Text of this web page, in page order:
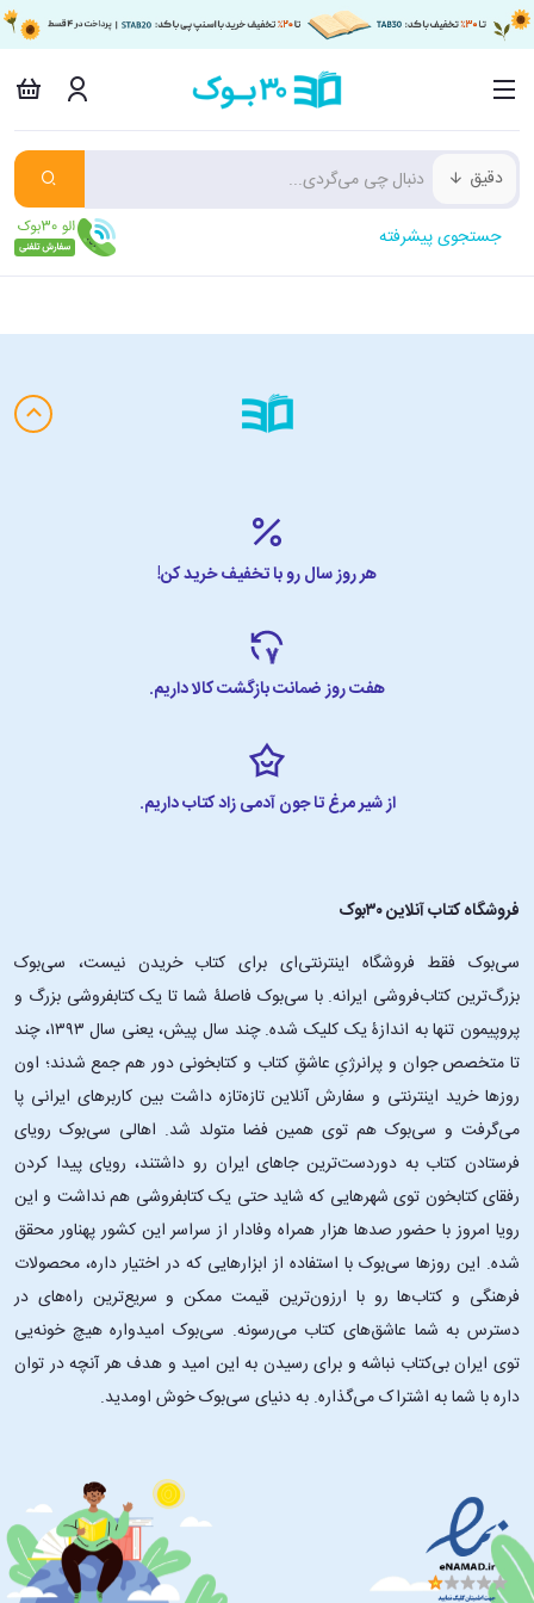
دقیق
جستجوی پیشرفته
هر روز سال رو با تخفیف خرید کن!
هفت روز ضمانت بازگشت کالا داریم.
از شیر مرغ تا جون آدمی زاد کتاب داریم.
فروشگاه کتاب آنلاین ۳۰بوک
سی‌بوک فقط فروشگاه اینترنتی‌ای برای کتاب خریدن نیست، سی‌بوک
بزرگ‌ترین کتاب‌فروشی ایرانه. با سی‌بوک فاصلۀ شما تا یک کتابفروشی بزرگ و
پروپیمون تنها به اندازۀ یک کلیک شده. چند سال پیش، یعنی سال ۱۳۹۳، چند
تا متخصص جوان و پرانرژیِ عاشقِ کتاب و کتابخونی دور هم جمع شدند؛ اون‌
روزها خرید اینترنتی و سفارش آنلاین تازه‌تازه داشت بین کاربرهای ایرانی پا
می‌گرفت و سی‌بوک هم توی همین فضا متولد شد. اهالی سی‌بوک رویای
فرستادن کتاب به دوردست‌ترین جاهای ایران رو داشتند، رویای پیدا کردن
رفقای کتابخون توی شهرهایی که شاید حتی یک کتابفروشی هم نداشت و این
رویا امروز با حضور صدها هزار همراه وفادار از سراسر این کشور پهناور محقق
شده. این ‌روزها سی‌بوک با استفاده از ابزارهایی که در اختیار داره، محصولات
فرهنگی و کتاب‌ها رو با ارزون‌ترین قیمت ممکن و سریع‌ترین راه‌های در
دسترس به شما عاشق‌های کتاب می‌رسونه. سی‌بوک امیدواره هیچ خونه‌یی
توی ایران بی‌کتاب نباشه و برای رسیدن به این امید و هدف هر آنچه در توان
داره با شما به اشتراک می‌گذاره. به دنیای سی‌بوک خوش اومدید.